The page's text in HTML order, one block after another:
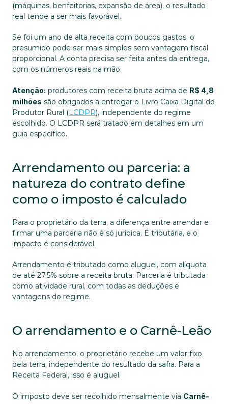
(máquinas, benfeitorias, expansão de área), o resultado
real tende a ser mais favorável.
Se foi um ano de alta receita com poucos gastos, o
presumido pode ser mais simples sem vantagem fiscal
proporcional. A conta precisa ser feita antes da entrega,
com os números reais na mão.
Atenção: produtores com receita bruta acima de R$ 4,8
milhões são obrigados a entregar o Livro Caixa Digital do
Produtor Rural (LCDPR), independente do regime
escolhido. O LCDPR será tratado em detalhes em um
guia específico.
Arrendamento ou parceria: a
natureza do contrato define
como o imposto é calculado
Para o proprietário da terra, a diferença entre arrendar e
firmar uma parceria não é só jurídica. É tributária, e o
impacto é considerável.
Arrendamento é tributado como aluguel, com alíquota
de até 27,5% sobre a receita bruta. Parceria é tributada
como atividade rural, com todas as deduções e
vantagens do regime.
O arrendamento e o Carnê-Leão
No arrendamento, o proprietário recebe um valor fixo
pela terra, independente do resultado da safra. Para a
Receita Federal, isso é aluguel.
O imposto deve ser recolhido mensalmente via Carnê-